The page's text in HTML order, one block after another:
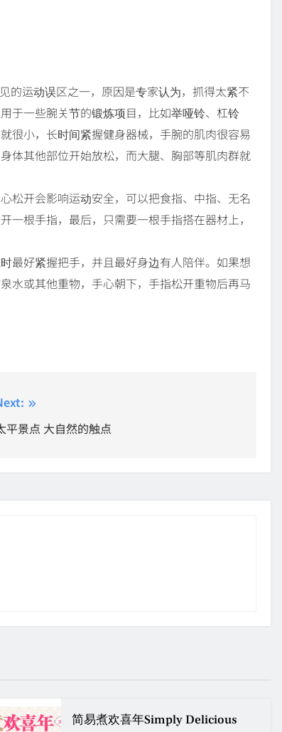
的运动误区之一，原因是专家认为，抓得太紧不
于一些腕关节的锻炼项目，比如举哑铃、杠铃
很小，长时间紧握健身器械，手腕的肌肉很容易
体其他部位开始放松，而大腿、胸部等肌肉群就
松开会影响运动安全，可以把食指、中指、无名
根手指，最后，只需要一根手指搭在器材上，
最好紧握把手，并且最好身边有人陪伴。如果想
水或其他重物，手心朝下，手指松开重物后再马
平景点 大自然的触点
简易煮欢喜年Simply Delicious